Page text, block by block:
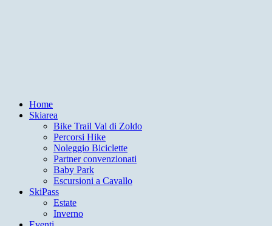
Home
Skiarea
Bike Trail Val di Zoldo
Percorsi Hike
Noleggio Biciclette
Partner convenzionati
Baby Park
Escursioni a Cavallo
SkiPass
Estate
Inverno